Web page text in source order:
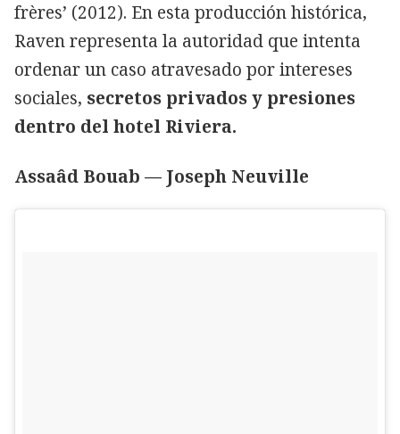
frères’ (2012). En esta producción histórica,
Raven representa la autoridad que intenta
ordenar un caso atravesado por intereses
sociales, secretos privados y presiones
dentro del hotel Riviera.
Assaâd Bouab — Joseph Neuville